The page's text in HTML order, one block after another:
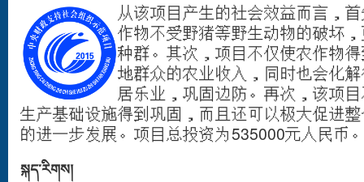
从该项目产生的社会效益而言，
作物不受野猪等野生动物的破坏
种群。其次，项目不仅使农作物
地群众的农业收入，同时也会化
居乐业，巩固边防。再次，该项
生产基础设施得到巩固，而且还可以极大促进
的进一步发展。项目总投资为535000元人民币
སྐད་རིགས།